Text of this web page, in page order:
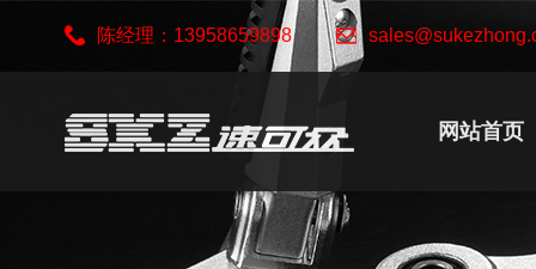
陈经理：13958659898
网站首页